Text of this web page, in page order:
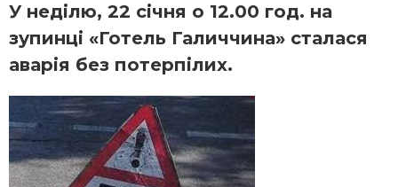
У неділю, 22 січня о 12.00 год. на
зупинці «Готель Галиччина» сталася
аварія без потерпілих.